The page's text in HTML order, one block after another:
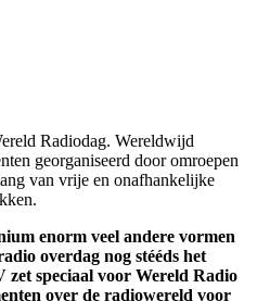
Radiodag. Wereldwijd
georganiseerd door omroepen
van vrije en onafhankelijke
enorm veel andere vormen
overdag nog stééds het
speciaal voor Wereld Radio
over de radiowereld voor